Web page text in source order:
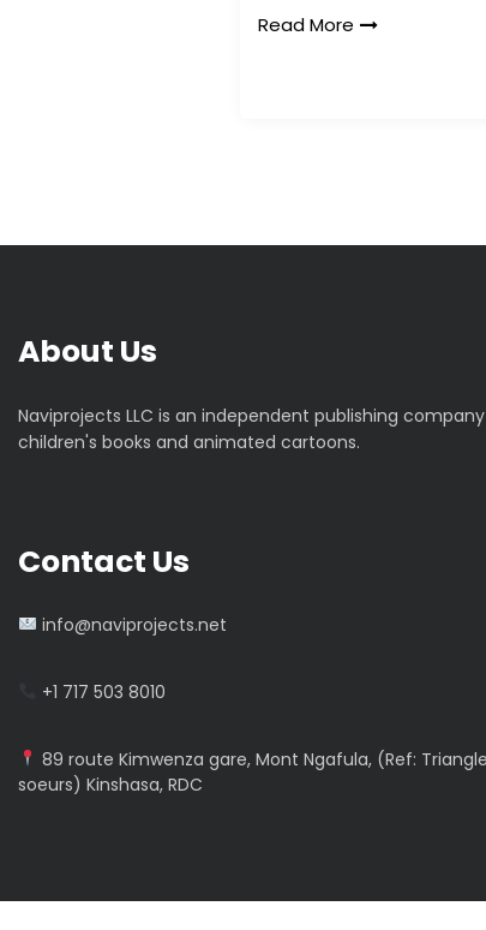
Read More
About Us
Naviprojects LLC is an independent publishing
children's books and animated cartoons.
Contact Us
info@naviprojects.net
+1 717 503 8010
89 route Kimwenza gare, Mont Ngafula, (Ref:
soeurs) Kinshasa, RDC